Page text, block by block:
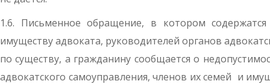
1.6. Письменное обращение, в котором
имуществу адвоката, руководителей органов
по существу, а гражданину сообщается о
адвокатского самоуправления, членов их семей и